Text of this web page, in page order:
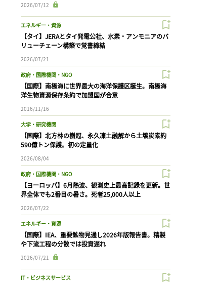
2026/07/12
エネルギー・資源
【タイ】JERAとタイ発電公社、水素・アンモニアのバ
リューチェーン構築で覚書締結
2026/07/21
政府・国際機関・NGO
【国際】南極海に世界最大の海洋保護区誕生。南極海
洋生物資源保存条約で加盟国が合意
2016/11/16
大学・研究機関
【国際】北方林の樹冠、永久凍土融解から土壌炭素約
590億トン保護。初の定量化
2026/08/04
政府・国際機関・NGO
【ヨーロッパ】6月熱波、観測史上最高記録を更新。世
界全体でも2番目の暑さ。死者25,000人以上
2026/07/22
エネルギー・資源
【国際】IEA、重要鉱物見通し2026年版報告書。精製
や下流工程の分散では投資遅れ
2026/07/21
IT・ビジネスサービス